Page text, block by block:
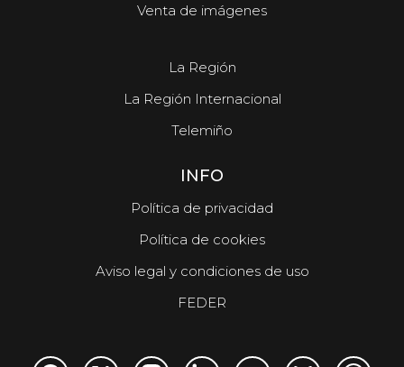
Venta de imágenes
La Región
La Región Internacional
Telemiño
INFO
Política de privacidad
Política de cookies
Aviso legal y condiciones de uso
FEDER